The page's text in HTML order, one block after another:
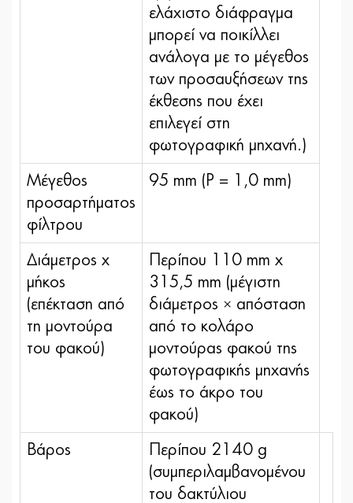
ελάχιστο διάφραγμα
μπορεί να ποικίλλει
ανάλογα με το μέγεθος
των προσαυξήσεων της
έκθεσης που έχει
επιλεγεί στη
φωτογραφική μηχανή.)
Μέγεθος
προσαρτήματος
φίλτρου
95 mm (P = 1,0 mm)
Διάμετρος x
μήκος
(επέκταση από
τη μοντούρα
του φακού)
Περίπου 110 mm x
315,5 mm (μέγιστη
διάμετρος × απόσταση
από το κολάρο
μοντούρας φακού της
φωτογραφικής μηχανής
έως το άκρο του
φακού)
Βάρος
Περίπου 2140 g
(συμπεριλαμβανομένου
του δακτύλιου